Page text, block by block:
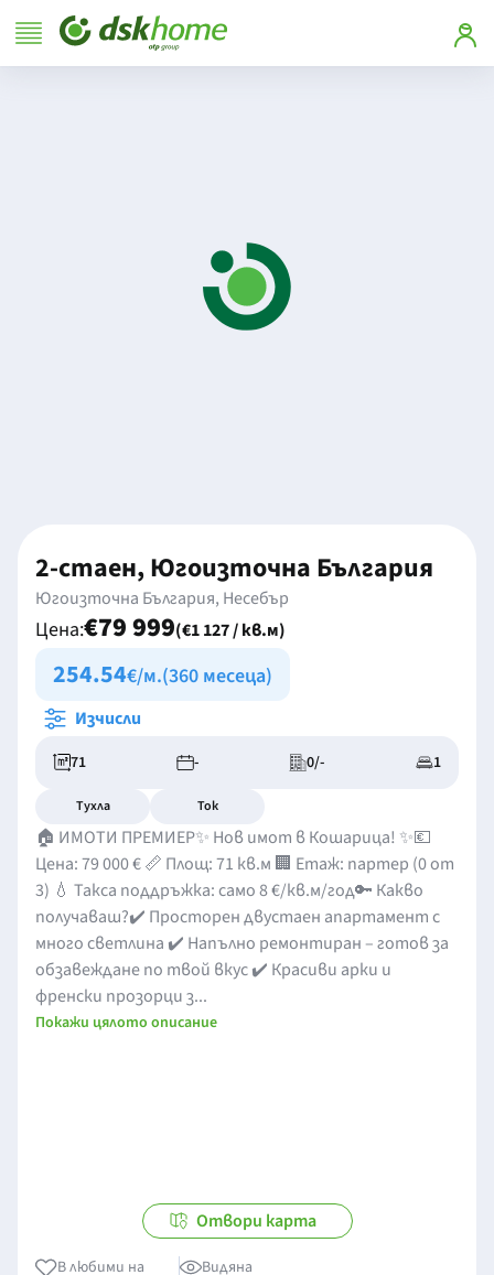
2-стаен, Югоизточна България
Югоизточна България, Несебър
Цена:€79 999(€1 127 / кв.м)
254.54€/м.(360 месеца)
Изчисли
71 - 0/- 1
Тухла Ток
🏠 ИМОТИ ПРЕМИЕР✨ Нов имот в Кошарица! ✨💶
Цена: 79 000 € 📏 Площ: 71 кв.м 🏢 Етаж: партер (0 от
3) 💧 Такса поддръжка: само 8 €/кв.м/год🔑 Какво
получаваш?✔️ Просторен двустаен апартамент с
много светлина ✔️ Напълно ремонтиран – готов за
обзавеждане по твой вкус ✔️ Красиви арки и
френски прозорци з...
Покажи цялото описание
Отвори карта
В любими на Видяна